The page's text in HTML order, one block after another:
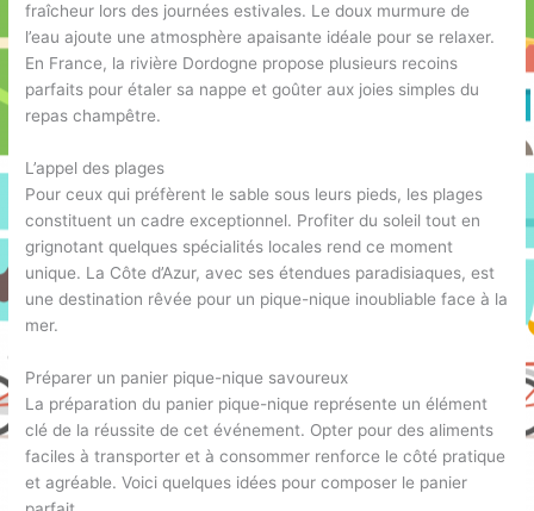
fraîcheur lors des journées estivales. Le doux murmure de
l’eau ajoute une atmosphère apaisante idéale pour se relaxer.
En France, la rivière Dordogne propose plusieurs recoins
parfaits pour étaler sa nappe et goûter aux joies simples du
repas champêtre.
L’appel des plages
Pour ceux qui préfèrent le sable sous leurs pieds, les plages
constituent un cadre exceptionnel. Profiter du soleil tout en
grignotant quelques spécialités locales rend ce moment
unique. La Côte d’Azur, avec ses étendues paradisiaques, est
une destination rêvée pour un pique-nique inoubliable face à la
mer.
Préparer un panier pique-nique savoureux
La préparation du panier pique-nique représente un élément
clé de la réussite de cet événement. Opter pour des aliments
faciles à transporter et à consommer renforce le côté pratique
et agréable. Voici quelques idées pour composer le panier